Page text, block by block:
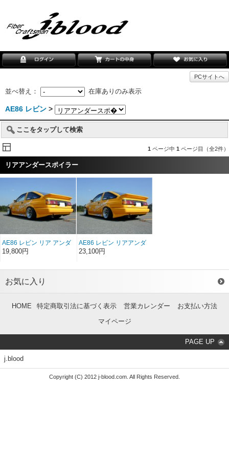
PCサイトへ
並べ替え： 在庫ありのみ表示
AE86 レビン >
ここをタップして検索
1 ページ中 1 ページ目（全2件）
リアアンダースポイラー
AE86 レビン リア アンダ
ースポイラー FRP（後
19,800円
AE86 レビン リアアンダ
ースポイラー ソフト
23,100円
お気に入り
HOME 特定商取引法に基づく表示 営業カレンダー
お支払い方法
マイページ
PAGE UP
j.blood
Copyright (C) 2012 j-blood.com. All Rights Reserved.